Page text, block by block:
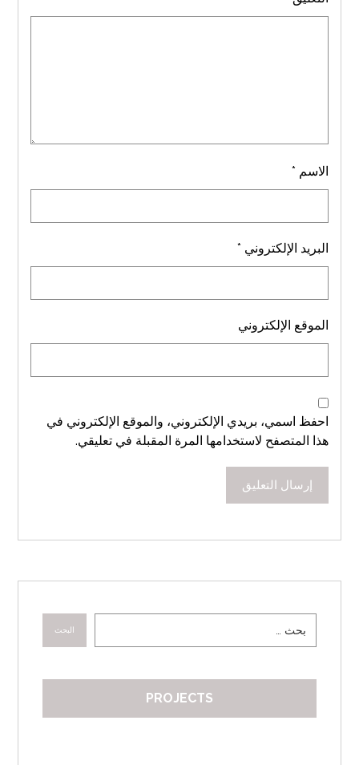
الاسم *
البريد الإلكتروني *
الموقع الإلكتروني
احفظ اسمي، بريدي الإلكتروني، والموقع الإلكتروني في
هذا المتصفح لاستخدامها المرة المقبلة في تعليقي.
إرسال التعليق
البحث
PROJECTS